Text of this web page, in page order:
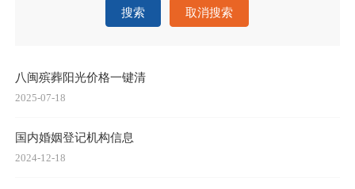
搜索 取消搜索
八闽殡葬阳光价格一键清
2025-07-18
国内婚姻登记机构信息
2024-12-18